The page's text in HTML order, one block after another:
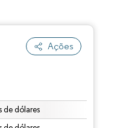
Ações
de dólares